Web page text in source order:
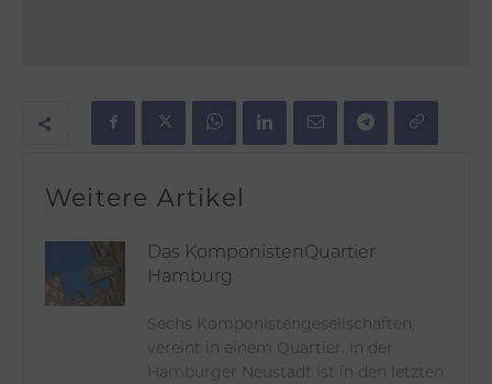
Weitere Artikel
Das KomponistenQuartier
Hamburg
Sechs Komponistengesellschaften,
vereint in einem Quartier. In der
Hamburger Neustadt ist in den letzten